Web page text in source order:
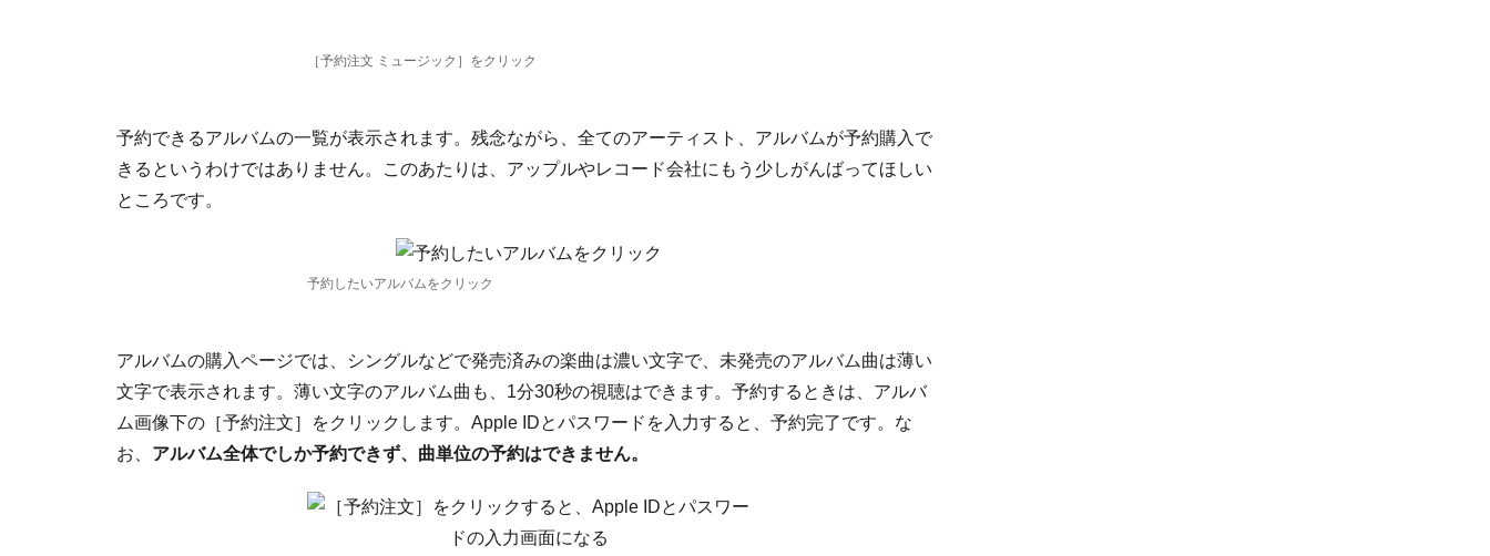
［予約注文 ミュージック］をクリック
予約できるアルバムの一覧が表示されます。残念ながら、全てのアーティスト、アルバムが予約購入で
きるというわけではありません。このあたりは、アップルやレコード会社にもう少しがんばってほしい
ところです。
予約したいアルバムをクリック
アルバムの購入ページでは、シングルなどで発売済みの楽曲は濃い文字で、未発売のアルバム曲は薄い
文字で表示されます。薄い文字のアルバム曲も、1分30秒の視聴はできます。予約するときは、アルバ
ム画像下の［予約注文］をクリックします。Apple IDとパスワードを入力すると、予約完了です。な
お、 アルバム全体でしか予約できず、曲単位の予約はできません。